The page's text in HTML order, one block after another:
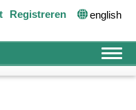
Registreren english